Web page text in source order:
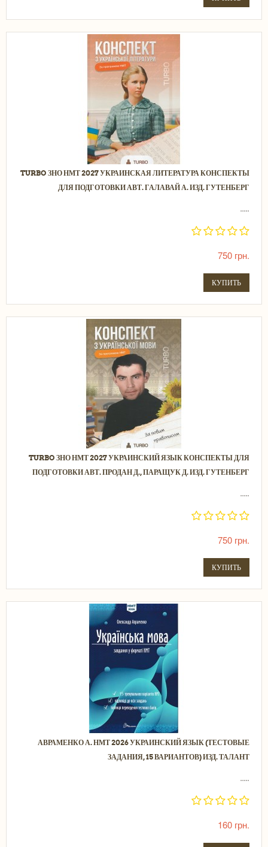
TURBO ЗНО НМТ 2027 УКРАИНСКАЯ ЛИТЕРАТУРА КОНСПЕКТЫ
ДЛЯ ПОДГОТОВКИ АВТ. ГАЛАВАЙ А. ИЗД. ГУТЕНБЕРГ
.....
750 грн.
КУПИТЬ
TURBO ЗНО НМТ 2027 УКРАИНСКИЙ ЯЗЫК КОНСПЕКТЫ ДЛЯ
ПОДГОТОВКИ АВТ. ПРОДАН Д., ПАРАЩУК Д. ИЗД. ГУТЕНБЕРГ
.....
750 грн.
КУПИТЬ
АВРАМЕНКО А. НМТ 2026 УКРАИНСКИЙ ЯЗЫК (ТЕСТОВЫЕ
ЗАДАНИЯ, 15 ВАРИАНТОВ) ИЗД. ТАЛАНТ
.....
160 грн.